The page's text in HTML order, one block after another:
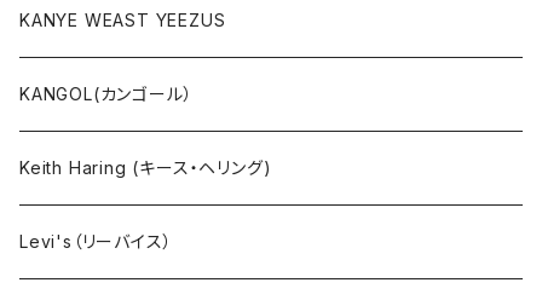
セットアップ
小物・雑貨
タンクトップ
コート
KANYE WEAST YEEZUS
KANGOL(カンゴール）
Keith Haring (キース・ヘリング)
Levi's（リーバイス）